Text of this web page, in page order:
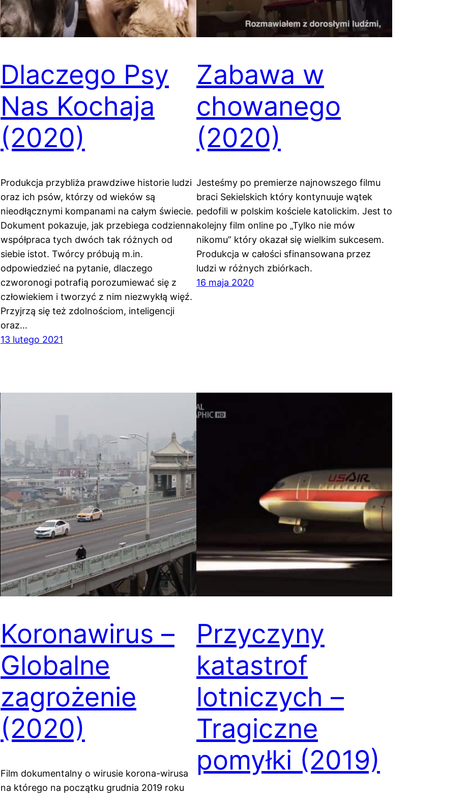
Dlaczego Psy
Nas Kochaja
(2020)
Produkcja przybliża prawdziwe historie ludzi
oraz ich psów, którzy od wieków są
nieodłącznymi kompanami na całym świecie.
Dokument pokazuje, jak przebiega codzienna
współpraca tych dwóch tak różnych od
siebie istot. Twórcy próbują m.in.
odpowiedzieć na pytanie, dlaczego
czworonogi potrafią porozumiewać się z
człowiekiem i tworzyć z nim niezwykłą więź.
Przyjrzą się też zdolnościom, inteligencji
oraz…
13 lutego 2021
Zabawa w
chowanego
(2020)
Jesteśmy po premierze najnowszego filmu
braci Sekielskich który kontynuuje wątek
pedofili w polskim kościele katolickim. Jest to
kolejny film online po „Tylko nie mów
nikomu” który okazał się wielkim sukcesem.
Produkcja w całości sfinansowana przez
ludzi w różnych zbiórkach.
16 maja 2020
Koronawirus –
Globalne
zagrożenie
(2020)
Film dokumentalny o wirusie korona-wirusa
na którego na początku grudnia 2019 roku
Przyczyny
katastrof
lotniczych –
Tragiczne
pomyłki (2019)